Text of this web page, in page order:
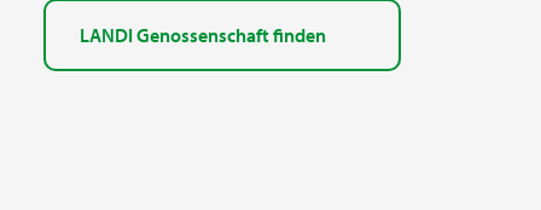
LANDI Genossenschaft finden